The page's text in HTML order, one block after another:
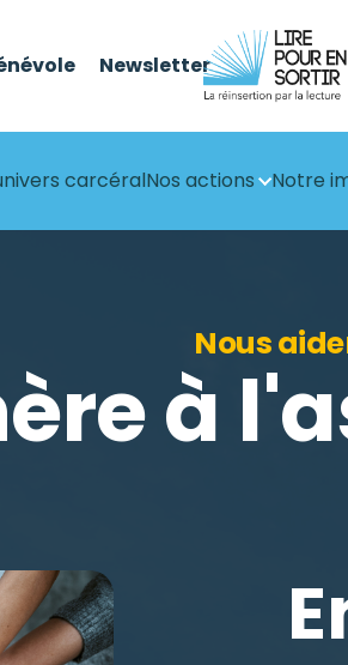
Newsletter
carcéralNos actions Notre
Nous
à